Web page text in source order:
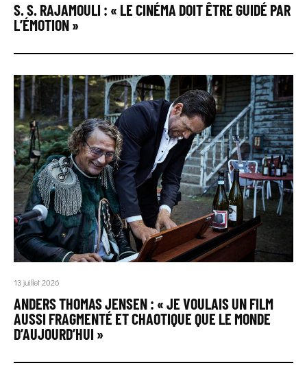
S. S. RAJAMOULI : « LE CINÉMA DOIT ÊTRE GUIDÉ PAR
L’ÉMOTION »
13 juillet 2026
ANDERS THOMAS JENSEN : « JE VOULAIS UN FILM
AUSSI FRAGMENTÉ ET CHAOTIQUE QUE LE MONDE
D’AUJOURD’HUI »